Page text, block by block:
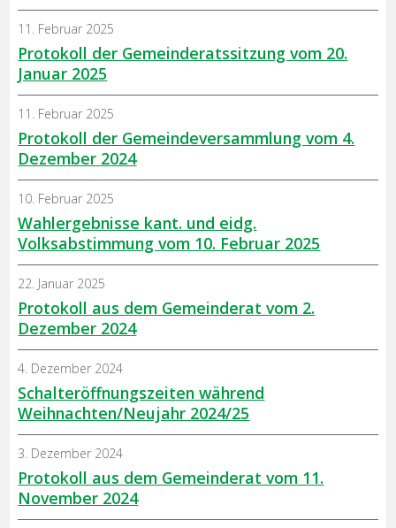
Protokoll der Gemeinderatssitzung vom 20.
Januar 2025
11. Februar 2025
Protokoll der Gemeindeversammlung vom 4.
Dezember 2024
11. Februar 2025
Wahlergebnisse kant. und eidg.
Volksabstimmung vom 10. Februar 2025
10. Februar 2025
Protokoll aus dem Gemeinderat vom 2.
Dezember 2024
22. Januar 2025
Schalteröffnungszeiten während
Weihnachten/Neujahr 2024/25
4. Dezember 2024
Protokoll aus dem Gemeinderat vom 11.
November 2024
3. Dezember 2024